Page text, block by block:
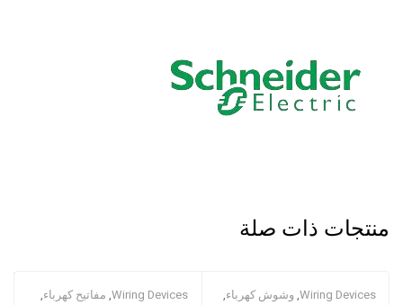
منتجات ذات صلة
Wiring Devices
,وشوش كهرباء,
Wiring Devices
, مفاتيح كهرباء,